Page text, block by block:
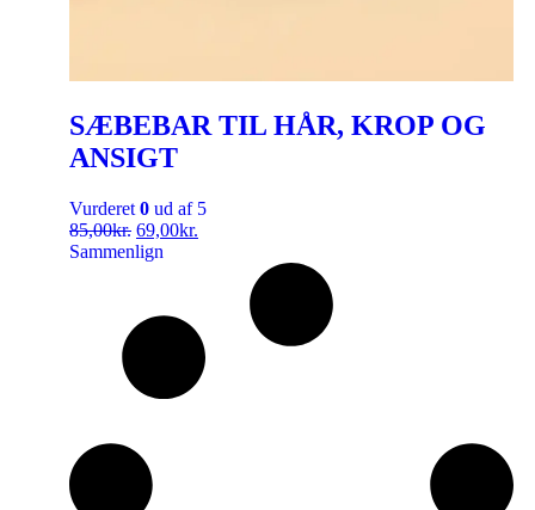
SÆBEBAR TIL HÅR, KROP OG
ANSIGT
Vurderet 0 ud af 5
85,00kr. 69,00kr.
Sammenlign